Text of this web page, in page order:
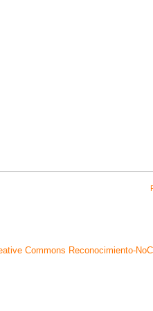
Commons Reconocimiento-